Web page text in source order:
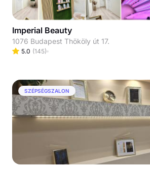
Imperial Beauty
1076 Budapest Thököly út 17.
5.0 (145)
SZÉPSÉGSZALON